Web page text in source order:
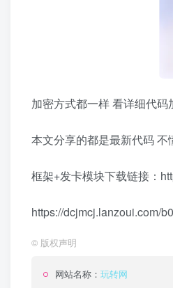
加密方式都一样 看详细代
本文分享的都是最新代码 不
框架+发卡模块下载链接：
https://dcjmcj.lanzoui.com/
© 版权声明
网站名称： 玩转网